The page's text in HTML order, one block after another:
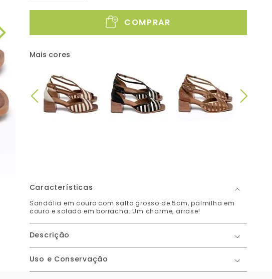
COMPRAR
Mais cores
Características
Sandália em couro com salto grosso de 5cm, palmilha em
couro e solado em borracha. Um charme, arrase!
Descrição
Uso e Conservação